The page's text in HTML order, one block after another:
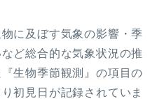
に及ぼす気象の影響・季
ど総合的な気象状況の推
生物季節観測』の項目の
初見日が記録されていま